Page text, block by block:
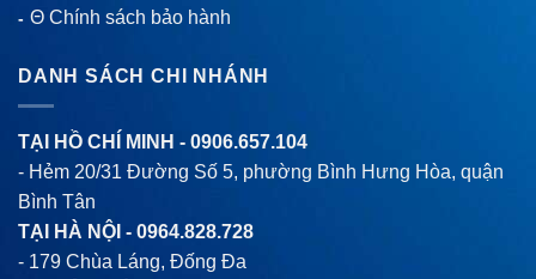
-Θ Chính sách bảo hành
DANH SÁCH CHI NHÁNH
TẠI HỒ CHÍ MINH - 0906.657.104
- Hẻm 20/31 Đường Số 5, phường Bình Hưng Hòa, quận
Bình Tân
TẠI HÀ NỘI - 0964.828.728
- 179 Chùa Láng, Đống Đa